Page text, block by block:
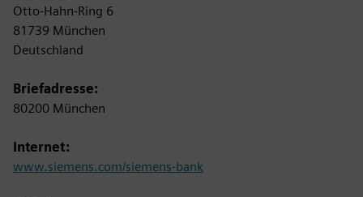
Otto-Hahn-Ring 6
81739 München
Deutschland
Briefadresse:
80200 München
Internet:
www.siemens.com/siemens-bank